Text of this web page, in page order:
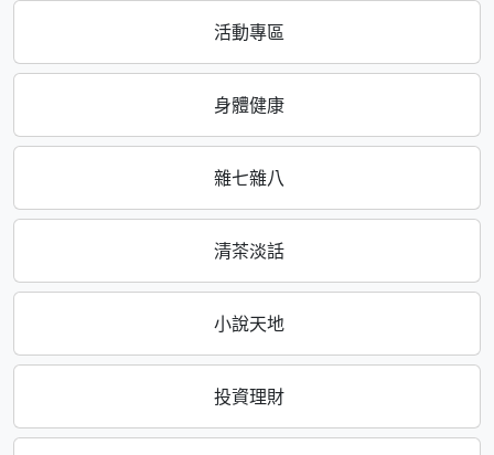
活動專區
身體健康
雜七雜八
清茶淡話
小說天地
投資理財